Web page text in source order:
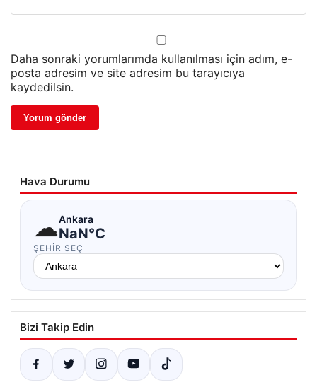
Daha sonraki yorumlarımda kullanılması için adım, e-
posta adresim ve site adresim bu tarayıcıya
kaydedilsin.
Hava Durumu
☁Ankara
NaN°C
ŞEHIR SEÇ
Bizi Takip Edin